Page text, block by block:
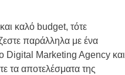
καλό budget, τότε
παράλληλα με ένα
Digital Marketing Agency και
τα αποτελέσματα της